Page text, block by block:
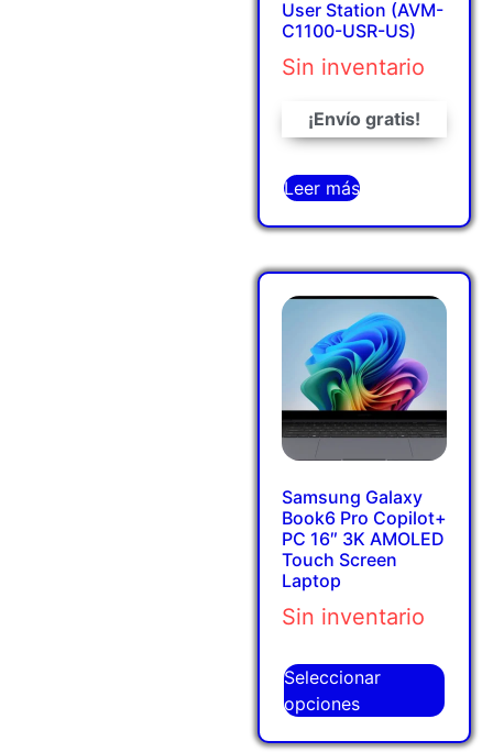
User Station (AVM-
C1100-USR-US)
Sin inventario
¡Envío gratis!
Leer más
Samsung Galaxy
Book6 Pro Copilot+
PC 16″ 3K AMOLED
Touch Screen
Laptop
Sin inventario
Seleccionar
opciones